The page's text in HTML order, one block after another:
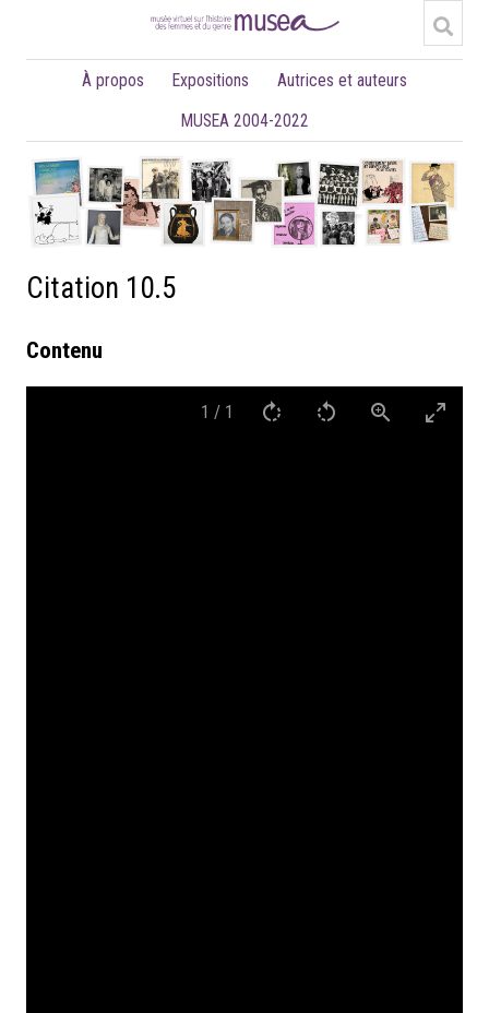
À propos Expositions
Autrices et auteurs
MUSEA 2004-2022
Citation 10.5
Contenu
1 / 1